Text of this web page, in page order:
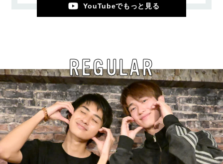
YouTubeでもっと見る
REGULAR